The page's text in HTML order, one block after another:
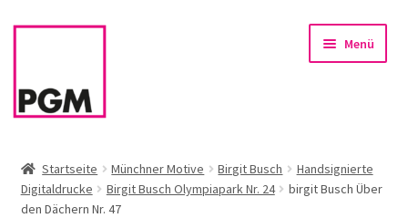
Zur
Zum
Menü
News
Startseite Münchner Motive Birgit Busch
Handsignierte
Digitaldrucke
Birgit Busch Olympiapark Nr. 24
birgit Busch Über
den Dächern Nr. 47